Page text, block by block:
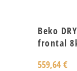
Beko
frontal
559,64 €